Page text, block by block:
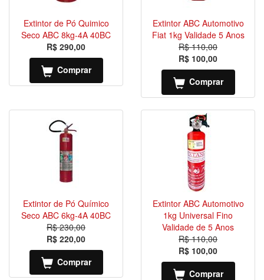
Extintor de Pó Quimico
Seco ABC 8kg-4A 40BC
R$ 290,00
Comprar
Extintor ABC Automotivo
Fiat 1kg Validade 5 Anos
R$ 110,00
R$ 100,00
Comprar
Extintor de Pó Químico
Seco ABC 6kg-4A 40BC
R$ 230,00
R$ 220,00
Comprar
Extintor ABC Automotivo
1kg Universal Fino
Validade de 5 Anos
R$ 110,00
R$ 100,00
Comprar